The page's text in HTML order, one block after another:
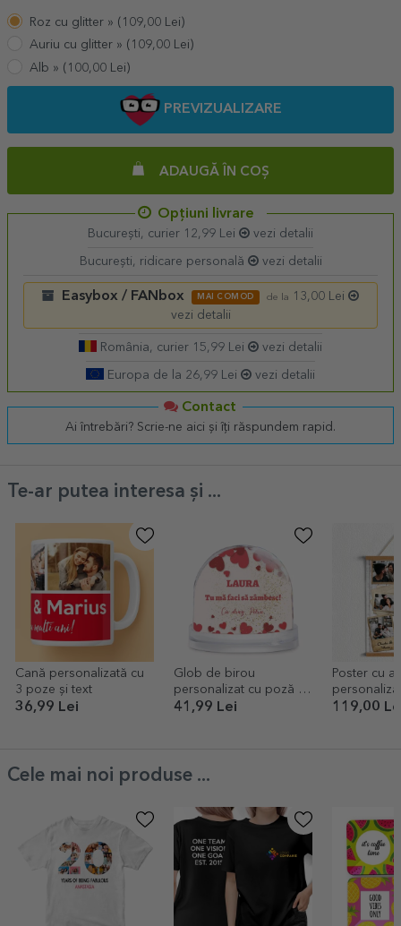
Roz cu glitter » ( 109,00 Lei)
Auriu cu glitter » ( 109,00 Lei)
Alb » ( 100,00 Lei)
PREVIZUALIZARE
ADAUGĂ ÎN COȘ
Opțiuni livrare
București, curier 12,99 Lei vezi detalii
București, ridicare personală vezi detalii
Easybox / FANbox MAI COMOD de la
13,00 Lei
vezi detalii
România, curier 15,99 Lei vezi detalii
Europa de la 26,99 Lei vezi detalii
Contact
Ai întrebări? Scrie-ne aici și îți răspundem rapid.
Te-ar putea interesa și ...
Cană personalizată cu
3 poze și text
36,99 Lei
Glob de birou
personalizat cu poză și
text - You make me
41,99 Lei
Poster cu
în design
119,00
Cele mai noi produse ...